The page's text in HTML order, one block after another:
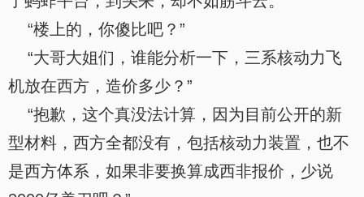
“楼上的，你傻比吧？”
“大哥大姐们，谁能分析一下，三系核动力飞
机放在西方，造价多少？”
“抱歉，这个真没法计算，因为目前公开的新
型材料，西方全都没有，包括核动力装置，也不
是西方体系，如果非要换算成西非报价，少说